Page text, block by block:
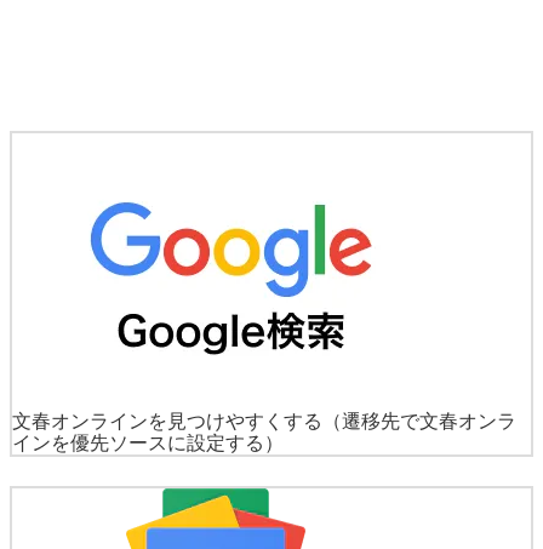
文春オンラインを見つけやすくする
（遷移先で文春オンラ
インを優先ソースに設定する）